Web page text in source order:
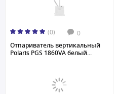
(0) 0
Отпариватель вертикальный
Polaris PGS 1860VA белый...